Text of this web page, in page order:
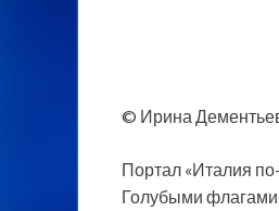
© Ирина
Портал «Италия
Голубыми флагами